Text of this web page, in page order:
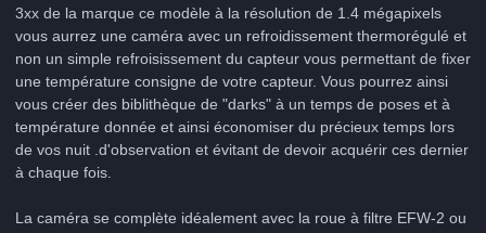
3xx de la marque ce modèle à la résolution de 1.4 mégapixels
vous aurrez une caméra avec un refroidissement thermorégulé et
non un simple refroisissement du capteur vous permettant de fixer
une température consigne de votre capteur. Vous pourrez ainsi
vous créer des biblithèque de "darks" à un temps de poses et à
température donnée et ainsi économiser du précieux temps lors
de vos nuit .d'observation et évitant de devoir acquérir ces dernier
à chaque fois.
La caméra se complète idéalement avec la roue à filtre EFW-2 ou